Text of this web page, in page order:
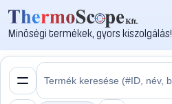
Minőségi termékek, gyors kiszolgálás!